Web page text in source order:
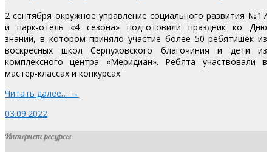
2 сентября окружное управление социального развития №17
и парк-отель «4 сезона» подготовили праздник ко Дню
знаний, в котором приняло участие более 50 ребятишек из
воскресных школ Серпуховского благочиния и дети из
комплексного центра «Меридиан». Ребята участвовали в
мастер-классах и конкурсах.
Читать далее… →
03.09.2022
Интернет-ресурсы